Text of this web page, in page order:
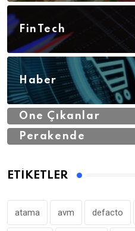
FinTech
Haber
Öne Çıkanlar
Perakende
ETIKETLER
atama avm defacto